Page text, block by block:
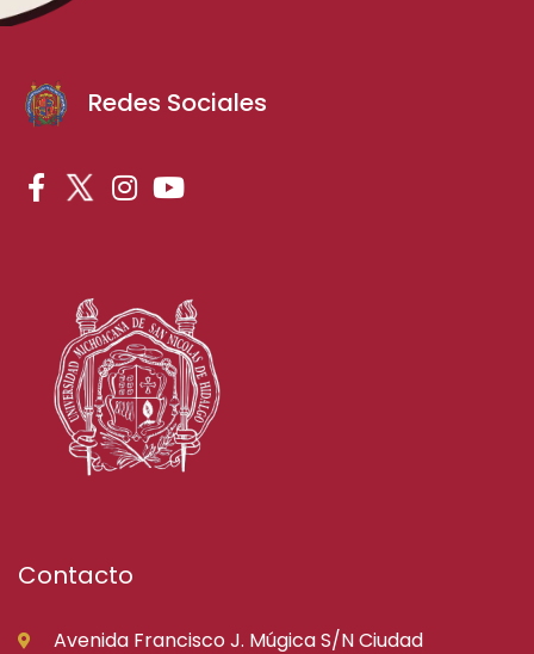
Redes Sociales
Contacto
Avenida Francisco J. Múgica S/N Ciudad